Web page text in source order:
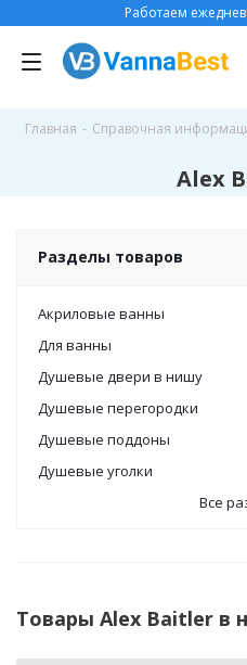
Работаем
Главная - Справочная
Alex
Разделы товаров
Акриловые ванны
Для ванны
Душевые двери в нишу
Душевые перегородки
Душевые поддоны
Душевые уголки
Все
Товары Alex Baitler в